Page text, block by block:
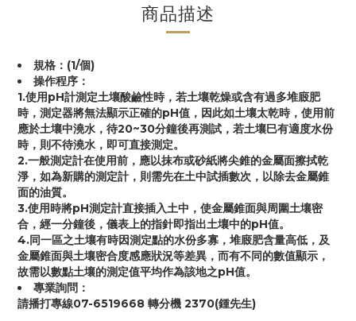
商品描述
規格：(1/個)
操作程序：
1.使用pH計測定土壤酸鹼性時，若土壤乾燥或含有過多堆廄肥
時，測定器將無法顯示正確的pH值，因此如土壤太乾時，使用前
應於土壤中澆水，待20~30分鐘後再測試，若土壤巳有適度水份
時，則不待澆水，即可直接測定。
2.一般測定計在使用前，應以抹布或砂紙將尖錐的金屬面擦拭乾
淨，如為新購的測定計，則需先在土中試插數次，以除去金屬錐
面的油質。
3.使用時將pH測定計直接插入土中，使金屬錐面與周圍土壤密
合，經一分鐘後，儀表上的指針即指出土壤中的pH值。
4.同一區之土壤有時因測定點的水份多寡，堆廄肥含量高低，及
金屬錐面與土壤密合度感應狀況等差異，而有不同的數值顯示，
故需以數點土壤的測定值平均作為該地之pH值。
專業詢問：
請播打專線07-6519668 轉分機 2370(鍾先生)